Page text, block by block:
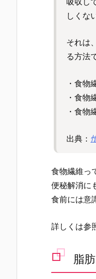
しくな
それは
る方法
・食物
・食物
・食物
出典：
食物繊維っ
便秘解消に
食前には意
詳しくは参
脂